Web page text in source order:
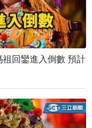
回鑾進入倒數 預計